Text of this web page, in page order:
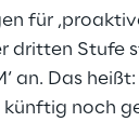
für
dritten Stufe
an. Das
künftig noch